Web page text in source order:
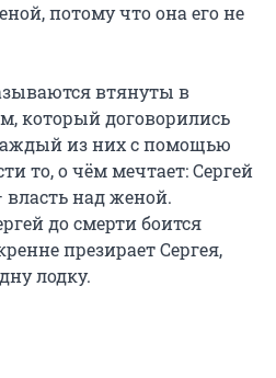
потому что она его не
втянуты в
который договорились
из них с помощью
то, о чём мечтает: Сергей
власть над женой.
до смерти боится
презирает Сергея,
лодку.